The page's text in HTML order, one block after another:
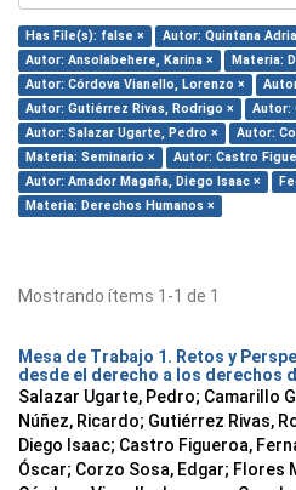
Has File(s): false ×
Autor: Quintana
Autor: Ansolabehere, Karina ×
Materia:
Autor: Córdova Vianello, Lorenzo ×
Autor: Gutiérrez Rivas, Rodrigo ×
Autor:
Autor: Salazar Ugarte, Pedro ×
Autor:
Materia: Seminario ×
Autor: Castro
Autor: Amador Magaña, Diego Isaac ×
Materia: Derechos Humanos ×
Mostrando ítems 1-1 de 1
Mesa de Trabajo 1. Retos y
desde el derecho a los derechos
Salazar Ugarte, Pedro; Camarillo
Núñez, Ricardo; Gutiérrez Rivas,
Diego Isaac; Castro Figueroa,
Óscar; Corzo Sosa, Edgar; Flores